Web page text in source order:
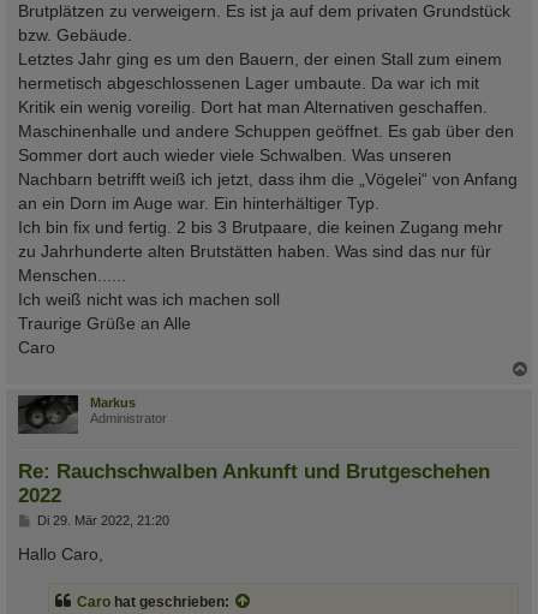
Brutplätzen zu verweigern. Es ist ja auf dem privaten Grundstück
bzw. Gebäude.
Letztes Jahr ging es um den Bauern, der einen Stall zum einem
hermetisch abgeschlossenen Lager umbaute. Da war ich mit
Kritik ein wenig voreilig. Dort hat man Alternativen geschaffen.
Maschinenhalle und andere Schuppen geöffnet. Es gab über den
Sommer dort auch wieder viele Schwalben. Was unseren
Nachbarn betrifft weiß ich jetzt, dass ihm die „Vögelei“ von Anfang
an ein Dorn im Auge war. Ein hinterhältiger Typ.
Ich bin fix und fertig. 2 bis 3 Brutpaare, die keinen Zugang mehr
zu Jahrhunderte alten Brutstätten haben. Was sind das nur für
Menschen......
Ich weiß nicht was ich machen soll
Traurige Grüße an Alle
Caro
Markus
Administrator
Re: Rauchschwalben Ankunft und Brutgeschehen
2022
B
i
Di 29. Mär 2022, 21:20
Hallo Caro,
Caro hat geschrieben: